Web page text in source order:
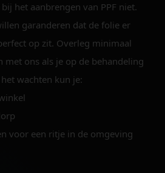
het aanbrengen van PPF niet.
garanderen dat de folie er
op zit. Overleg minimaal
met ons als je op de behandeling
wachten kun je:
voor een ritje in de omgeving